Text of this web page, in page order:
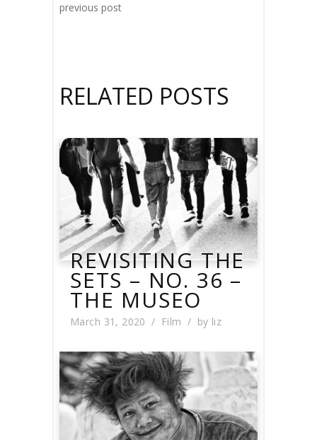
previous post
RELATED POSTS
REVISITING THE
SETS – NO. 36 –
THE MUSEO
March 31, 2020 Film by liz